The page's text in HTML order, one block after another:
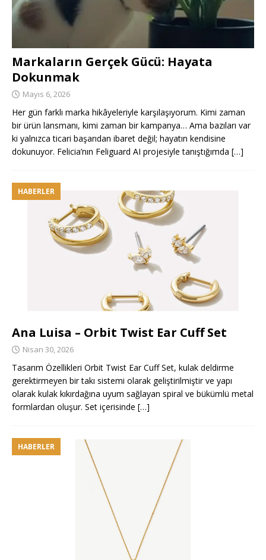
Markaların Gerçek Gücü: Hayata
Dokunmak
Mayıs 6, 2026
Her gün farklı marka hikâyeleriyle karşılaşıyorum. Kimi zaman
bir ürün lansmanı, kimi zaman bir kampanya… Ama bazıları var
ki yalnızca ticari başarıdan ibaret değil; hayatın kendisine
dokunuyor. Felicia’nın Feliguard AI projesiyle tanıştığımda […]
HABERLER
Ana Luisa – Orbit Twist Ear Cuff Set
Nisan 30, 2026
Tasarım Özellikleri Orbit Twist Ear Cuff Set, kulak deldirme
gerektirmeyen bir takı sistemi olarak geliştirilmiştir ve yapı
olarak kulak kıkırdağına uyum sağlayan spiral ve bükümlü metal
formlardan oluşur. Set içerisinde […]
HABERLER